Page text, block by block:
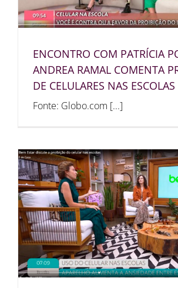
ENCONTRO COM PATRÍCIA
ANDREA RAMAL COMENTA
DE CELULARES NAS ESCOLAS
Fonte: Globo.com [...]